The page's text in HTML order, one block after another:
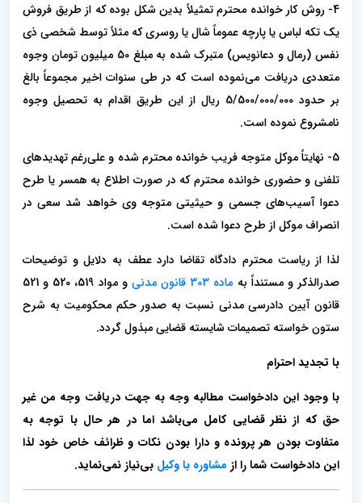
4- روش کار خوانده محترم تمثیلاً بدین شکل بوده که از طریق فروش
یک تکه لباس یا پارچه عموماً شال یا روسری که مثلاً توسط شخصی ذی
نفس (رمال و دعانویس) متبرک شده به مبلغ 50 میلیون تومان وجوه
متعددی دریافت می‌نموده است که در طى سنوات اخیر مجموعاً بالغ
بر حدود 5/500/000/000 ریال از این طریق اقدام به تحصیل وجوه
نامشروع نموده است.
5- نهایتاً موکل متوجه فریب خوانده محترم شده و علی‌رغم تهدیدهای
تلفنی و حضوری خوانده محترم که در صورت اطلاع به همسر یا طرح
دعوا آسیب‌های جسمی و حیثیتی متوجه وی خواهد شد سعی در
انصراف موکل از طرح دعوا شده است.
لذا از ریاست محترم دادگاه تقاضا دارد عطف به دلایل و توضیحات
صدرالذکر و مستنداً به ماده 303 قانون مدنی
و مواد 519، 520 و 521
قانون آیین دادرسی مدنی نسبت به صدور حکم محکومیت به شرح
ستون خواسته تصمیمات شایسته قضایی مبذول گردد.
با تجدید احترام
با وجود این دادخواست مطالبه وجه به جهت دریافت وجه من غیر
حق که از نظر قضایی کامل می‌باشد اما در هر حال با توجه به
متفاوت بودن هر پرونده و دارا بودن نکات و ظرائف خاص خود لذا
این دادخواست شما را از مشاوره با وکیل بی‌نیاز نمی‌نماید.